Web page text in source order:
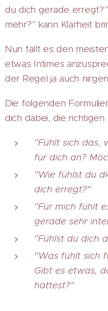
du dich gerade
mehr?" kann Klarheit
Nun fällt es den
etwas Intimes
der Regel ja auch
Die folgenden
dich dabei, die
"Fühlt sich das,
für dich an?
"Wie fühlst du
dich erregt?"
"Für mich fühlt
gerade sehr
"Fühlst du dich
"Was fühlt sich
Gibt es etwas,
hättest?"